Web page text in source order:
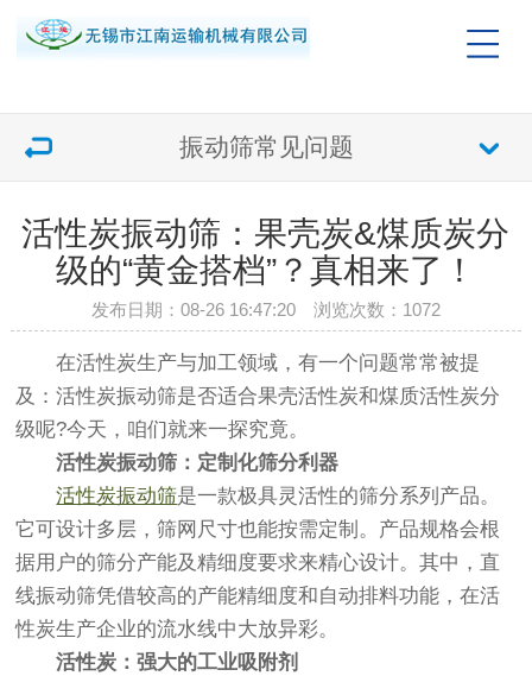
振动筛常见问题
活性炭振动筛：果壳炭&煤质炭分
级的“黄金搭档”？真相来了！
发布日期：08-26 16:47:20 浏览次数： 1072
在活性炭生产与加工领域，有一个问题常常被提
及：活性炭振动筛是否适合果壳活性炭和煤质活性炭分
级呢?今天，咱们就来一探究竟。
活性炭振动筛：定制化筛分利器
活性炭振动筛是一款极具灵活性的筛分系列产品。
它可设计多层，筛网尺寸也能按需定制。产品规格会根
据用户的筛分产能及精细度要求来精心设计。其中，直
线振动筛凭借较高的产能精细度和自动排料功能，在活
性炭生产企业的流水线中大放异彩。
活性炭：强大的工业吸附剂